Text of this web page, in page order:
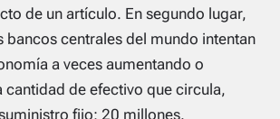
de un artículo. En segundo lugar,
bancos centrales del mundo intentan
a veces aumentando o
cantidad de efectivo que circula,
fijo: 20 millones.